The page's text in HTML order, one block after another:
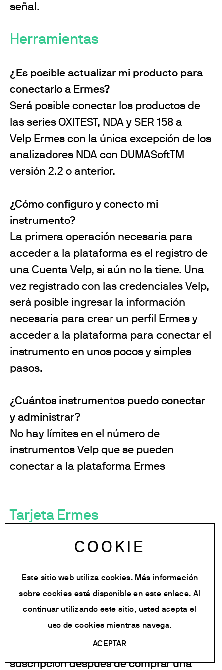
señal.
Herramientas
¿Es posible actualizar mi producto para
conectarlo a Ermes?
Será posible conectar los productos de
las series OXITEST, NDA y SER 158 a
Velp Ermes con la única excepción de los
analizadores NDA con DUMASoftTM
versión 2.2 o anterior.
¿Cómo configuro y conecto mi
instrumento?
La primera operación necesaria para
acceder a la plataforma es el registro de
una Cuenta Velp, si aún no la tiene. Una
vez registrado con las credenciales Velp,
será posible ingresar la información
necesaria para crear un perfil Ermes y
acceder a la plataforma para conectar el
instrumento en unos pocos y simples
pasos.
¿Cuántos instrumentos puedo conectar
y administrar?
No hay límites en el número de
instrumentos Velp que se pueden
conectar a la plataforma Ermes
Tarjeta Ermes
¿Cuántos productos puedo conectar con
La Tarjeta Ermes es una suscripción de 1
o 3 años válida para 10 productos por
empresa.
¿Cuánto tiempo tengo para activar la
suscripción después de comprar una
COOKIE
Este sitio web utiliza cookies. Más información
sobre cookies está disponible en este enlace. Al
continuar utilizando este sitio, usted acepta el
uso de cookies mientras navega.
ACEPTAR